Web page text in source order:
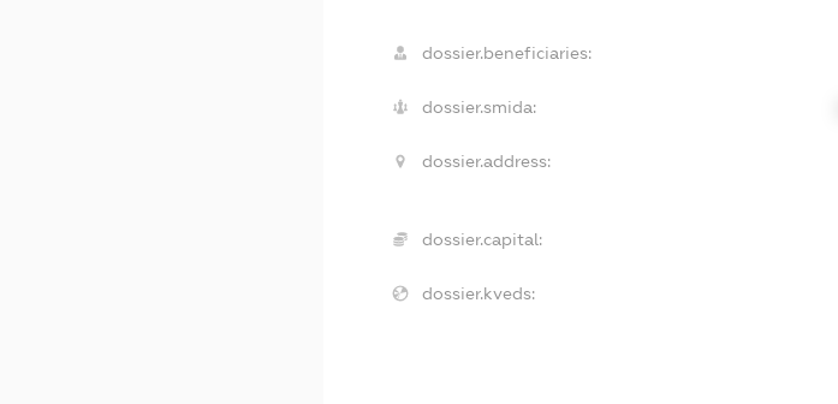
dossier.beneficiaries:
dossier.smida:
dossier.address:
dossier.capital:
dossier.kveds: